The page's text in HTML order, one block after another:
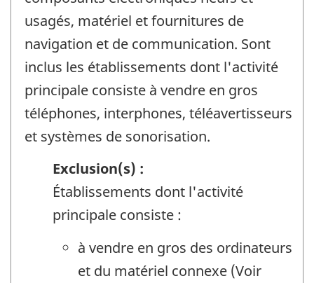
usagés, matériel et fournitures de
navigation et de communication. Sont
inclus les établissements dont l'activité
principale consiste à vendre en gros
téléphones, interphones, téléavertisseurs
et systèmes de sonorisation.
Exclusion(s) :
Établissements dont l'activité
principale consiste :
à vendre en gros des ordinateurs
et du matériel connexe (Voir